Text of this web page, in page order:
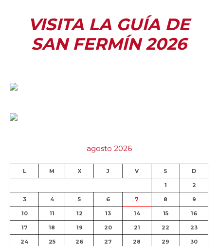
VISITA LA GUÍA DE
SAN FERMÍN 2026
agosto 2026
L M X J V S D
1 2
3 4 5 6 7 8 9
10 11 12 13 14 15 16
17 18 19 20 21 22 23
24 25 26 27 28 29 30